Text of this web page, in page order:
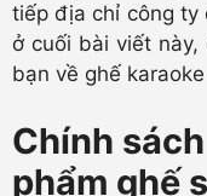
tiếp địa chỉ công ty
ở cuối bài viết
bạn về ghế
Chính
phẩm ghế